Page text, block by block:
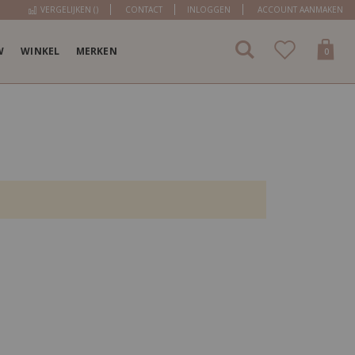
VERGELIJKEN () CONTACT INLOGGEN ACCOUNT AANMAKEN
WINKEL MERKEN
Cart
0items